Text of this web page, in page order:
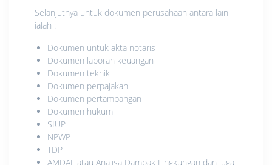
Selanjutnya untuk dokumen perusahaan antara lain
ialah :
Dokumen untuk akta notaris
Dokumen laporan keuangan
Dokumen teknik
Dokumen perpajakan
Dokumen pertambangan
Dokumen hukum
SIUP
NPWP
TDP
AMDAL atau Analisa Dampak Lingkungan dan juga